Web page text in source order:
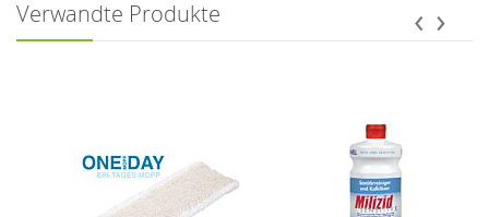
Verwandte Produkte ‹ ›